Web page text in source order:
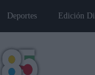
Deportes Edición